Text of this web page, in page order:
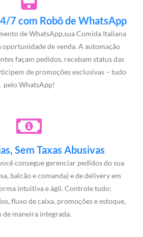
7 com Robô de WhatsApp
de WhatsApp,sua Comida Italiana
oportunidade de venda. A automação
façam pedidos, recebam status das
de promoções exclusivas – tudo
pelo WhatsApp!
Sem Taxas Abusivas
consegue gerenciar pedidos do sua
balcão e comanda) e de delivery em
intuitiva e ágil. Controle tudo:
fluxo de caixa, promoções e estoque,
de maneira integrada.